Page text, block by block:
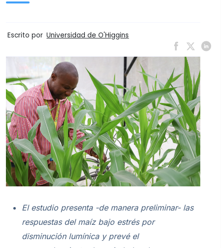
Escrito por Universidad de O'Higgins
El estudio presenta -de manera preliminar- las
respuestas del maíz bajo estrés por
disminución lumínica y prevé el